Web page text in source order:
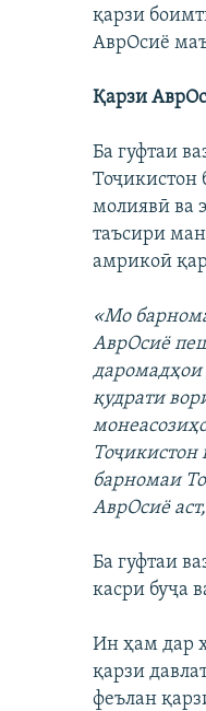
қарзи
АврОсиё
Қарзи
Ба гуфтаи
Тоҷикистон
молиявӣ ва
таъсири
амрикоӣ
«Мо
АврОсиё
даромадҳои
қудрати
барномаи
АврОсиё
Ба гуфтаи
касри буҷа
Ин ҳам дар
қарзи
феълан